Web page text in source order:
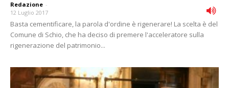
Redazione -
12 Luglio 2017
Basta cementificare, la parola d'ordine è rigenerare! La scelta è del
Comune di Schio, che ha deciso di premere l'acceleratore sulla
rigenerazione del patrimonio...